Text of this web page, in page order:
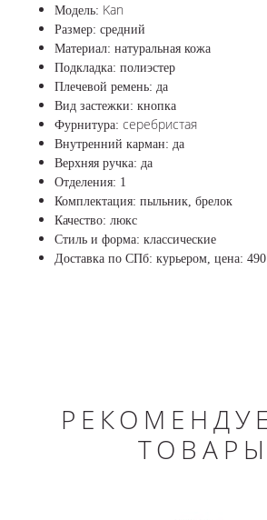
Модель: Kan
Размер: средний
Материал: натуральная кожа
Подкладка: полиэстер
Плечевой ремень: да
Вид застежки: кнопка
Фурнитура: серебристая
Внутренний карман: да
Верхняя ручка: да
Отделения: 1
Комплектация: пыльник, брелок
Качество: люкс
Стиль и форма: классические
Доставка по СПб: курьером, цена:
ТОВАРЫ